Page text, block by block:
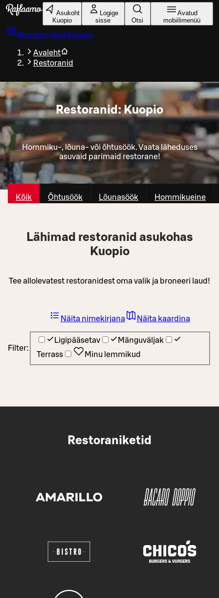
Liigu peamise sisu juurde
Asukoht
Kuopio
Logige
sisse
Otsi
Avatud
mobiilimenüü
Broneeri laud Kuopio
Avaleht
Restoranid
Restoranid: Kuopio
Hommiku-, lõuna- või õhtusöök. Vaata läheduses
asuvaid parimaid restorane!
Kõik Õhtusöök Lõunasöök Hommikueine
Lähimad restoranid asukohas
Kuopio
Tee allolevatest restoranidest oma valik ja broneeri laud!
Filter:
Ligipääsetav
Mänguväljak
Terrass
Minu lemmikud
Näita nimekirjana Näita kaardina
Restoraniketid